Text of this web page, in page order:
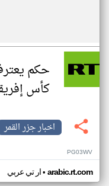
حكم
كأس إفريقيا
اخبار جزر القمر
PG03WV
ار تي عربي• arabic.rt.com